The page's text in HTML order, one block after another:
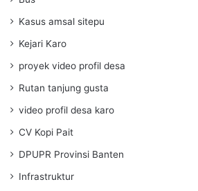
Kasus amsal sitepu
Kejari Karo
proyek video profil desa
Rutan tanjung gusta
video profil desa karo
CV Kopi Pait
DPUPR Provinsi Banten
Infrastruktur